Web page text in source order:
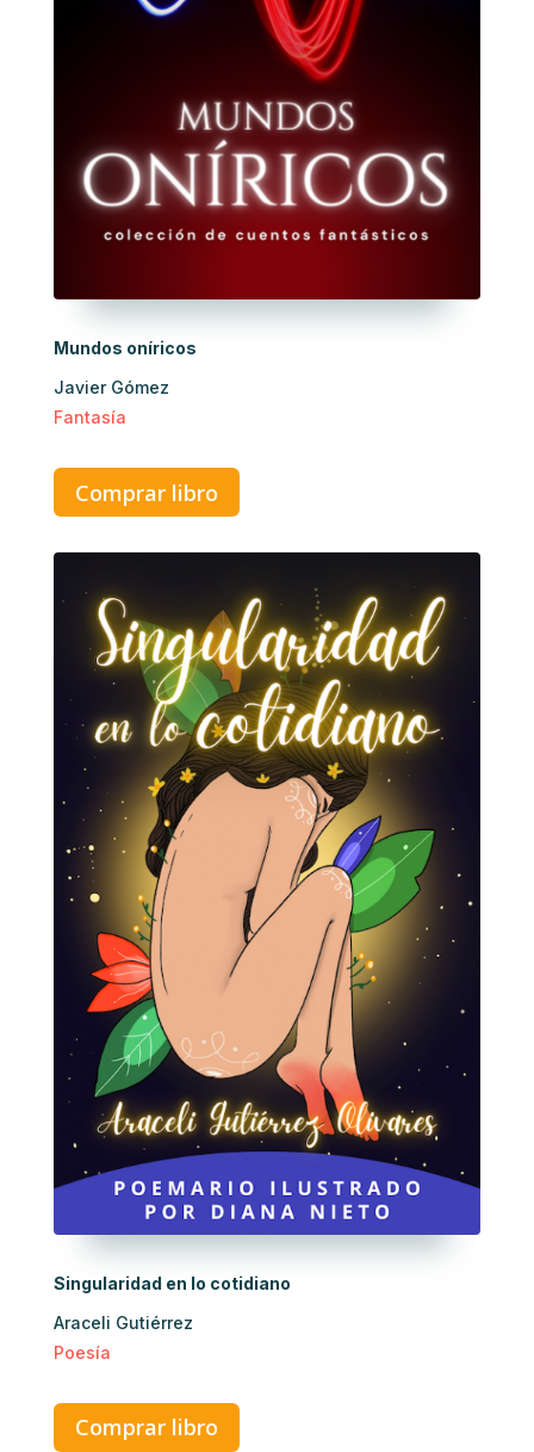
Mundos oníricos
Javier Gómez
Fantasía
Comprar libro
Singularidad en lo cotidiano
Araceli Gutiérrez
Poesía
Comprar libro